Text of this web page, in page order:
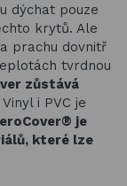
dýchat pouze
krytů. Ale
prachu dovnitř
tvrdnou
zůstává
Vinyl i PVC je
je
které lze